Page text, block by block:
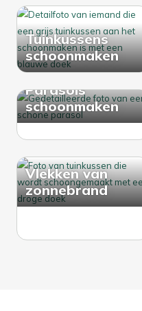
Tuinkussens
schoonmaken
Parasols
schoonmaken
Vlekken van
zonnebrand